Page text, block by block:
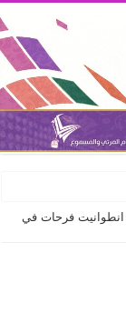
«تحت سقفٍ واحد» في
انطوانيت فرحات في